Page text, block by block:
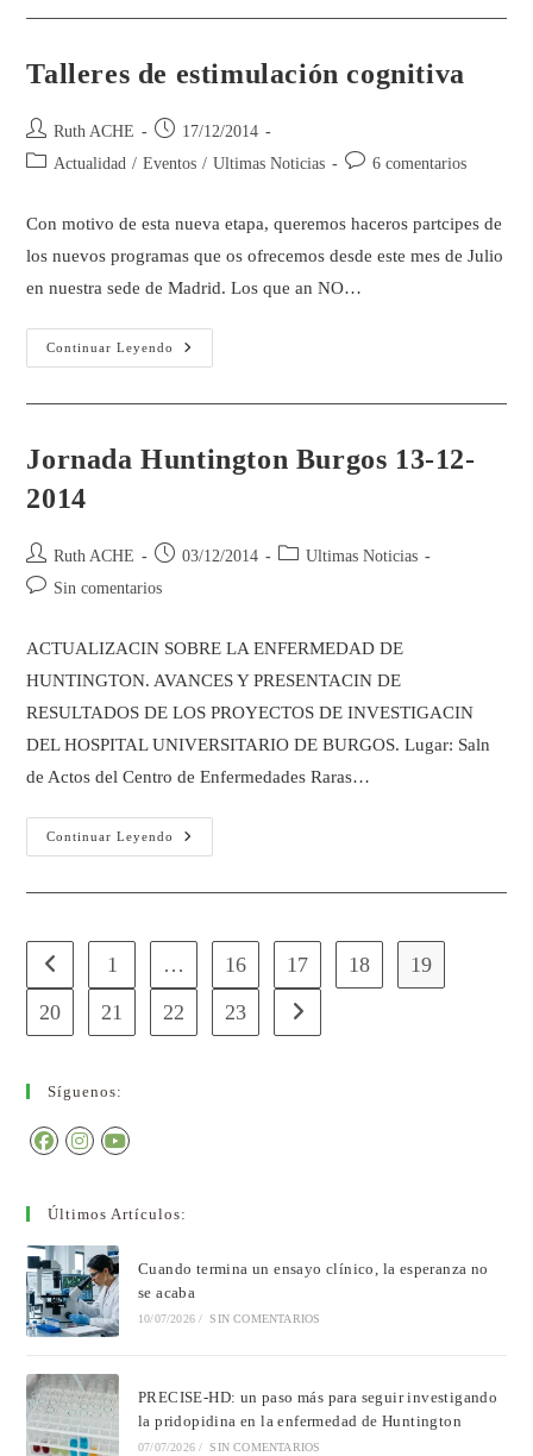
Talleres de estimulación cognitiva
Ruth ACHE
17/12/2014
Actualidad / Eventos / Ultimas Noticias 6 comentarios
Con motivo de esta nueva etapa, queremos haceros partcipes de
los nuevos programas que os ofrecemos desde este mes de Julio
en nuestra sede de Madrid. Los que an NO…
Continuar Leyendo
Jornada Huntington Burgos 13-12-
2014
Ruth ACHE 03/12/2014
Ultimas Noticias
Sin comentarios
ACTUALIZACIN SOBRE LA ENFERMEDAD DE
HUNTINGTON. AVANCES Y PRESENTACIN DE
RESULTADOS DE LOS PROYECTOS DE INVESTIGACIN
DEL HOSPITAL UNIVERSITARIO DE BURGOS. Lugar: Saln
de Actos del Centro de Enfermedades Raras…
Continuar Leyendo
1 … 16 17 18
19
20
21 22 23
Síguenos:
Últimos Artículos:
Cuando termina un ensayo clínico, la esperanza no
se acaba
10/07/2026 / SIN COMENTARIOS
PRECISE-HD: un paso más para seguir investigando
la pridopidina en la enfermedad de Huntington
07/07/2026 / SIN COMENTARIOS